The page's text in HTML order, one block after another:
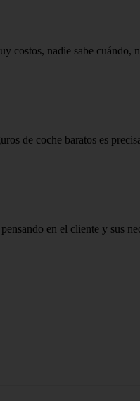
costos, nadie sabe cuándo,
de coche baratos es
en el cliente y sus